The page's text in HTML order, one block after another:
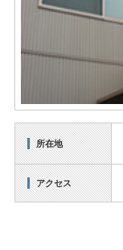
所在地
アクセス